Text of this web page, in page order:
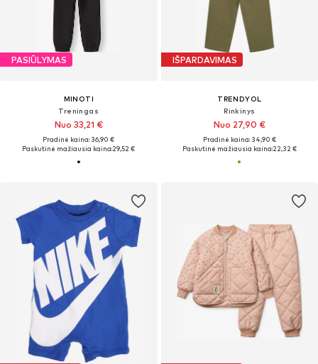
PASIŪLYMAS
MINOTI
Treningas
Nuo 33,21 €
Pradinė kaina: 36,90 €
Paskutinė mažiausia kaina:29,52 €
IŠPARDAVIMAS
TRENDYOL
Rinkinys
Nuo 27,90 €
Pradinė kaina: 34,90 €
Paskutinė mažiausia kaina:22,32 €